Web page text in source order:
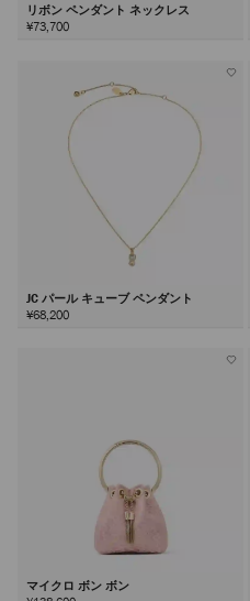
リボン ペンダント ネックレス
¥73,700
JC パール キューブ ペンダント
¥68,200
マイクロ ボン ボン